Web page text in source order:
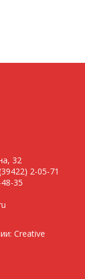
32
2-05-71
35
Creative